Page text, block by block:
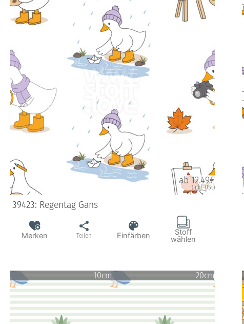
ab 12.49€
(inkl. USt)
39423: Regentag Gans
Merken Teilen Einfärben Stoff
wählen
10cm 20cm